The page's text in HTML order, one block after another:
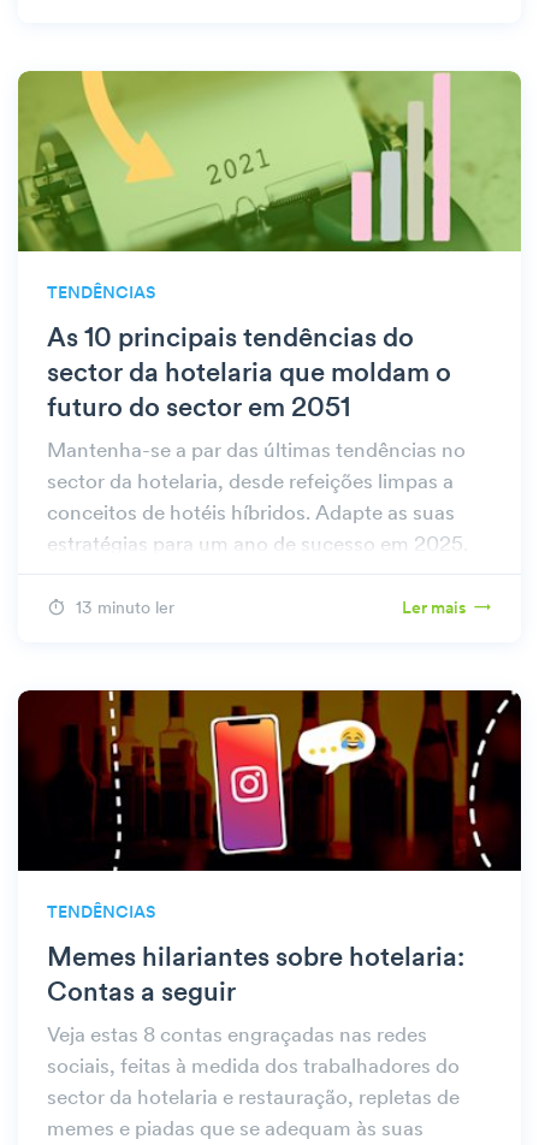
TENDÊNCIAS
As 10 principais tendências do
sector da hotelaria que moldam o
futuro do sector em 2051
Mantenha-se a par das últimas tendências no
sector da hotelaria, desde refeições limpas a
conceitos de hotéis híbridos. Adapte as suas
estratégias para um ano de sucesso em 2025.
13 minuto ler Ler mais
TENDÊNCIAS
Memes hilariantes sobre hotelaria:
Contas a seguir
Veja estas 8 contas engraçadas nas redes
sociais, feitas à medida dos trabalhadores do
sector da hotelaria e restauração, repletas de
memes e piadas que se adequam às suas